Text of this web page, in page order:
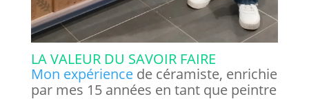
LA VALEUR DU SAVOIR FAIRE
Mon expériencede céramiste, enrichie
par mes 15 années en tant que peintre